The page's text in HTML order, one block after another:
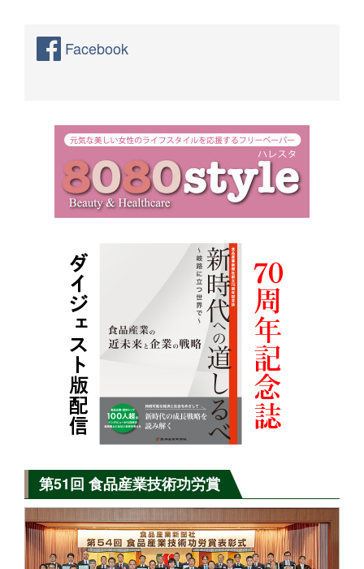
Facebook
第51回 食品産業技術功労賞